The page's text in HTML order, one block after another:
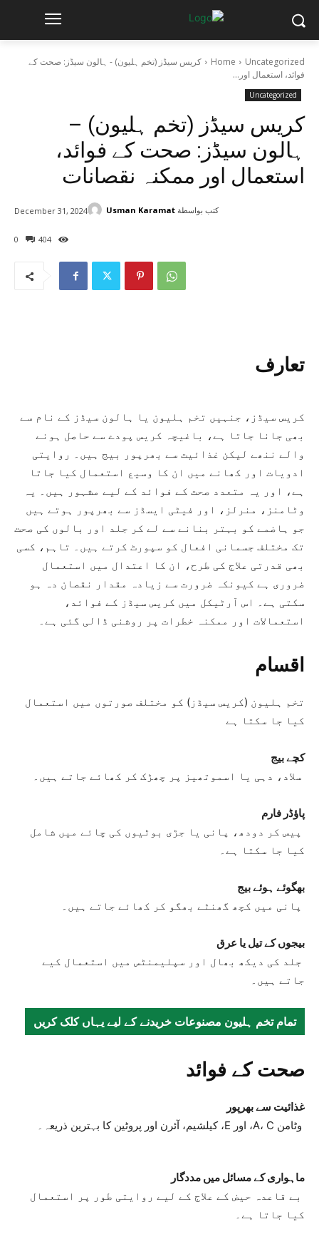
Home Uncategorized
کریس سیڈز (تخم ہلیون) - ہالون سیڈز: صحت کے
فوائد، استعمال اور...
Uncategorized
کریس سیڈز (تخم ہلیون) –
ہالون سیڈز: صحت کے فوائد،
استعمال اور ممکنہ نقصانات
0 404
December 31, 2024 كتب بواسطة Usman Karamat
تعارف
کریس سیڈز، جنہیں تخم ہلیون یا ہالون سیڈز کے نام سے
بھی جانا جاتا ہے، باغیچہ کریس پودے سے حاصل ہونے
والے ننھے لیکن غذائیت سے بھرپور بیج ہیں۔ روایتی
ادویات اور کھانے میں ان کا وسیع استعمال کیا جاتا
ہے، اور یہ متعدد صحت کے فوائد کے لیے مشہور ہیں۔ یہ
وٹامنز، منرلز، اور فیٹی ایسڈز سے بھرپور ہوتے ہیں
جو ہاضمے کو بہتر بنانے سے لے کر جلد اور بالوں کی صحت
تک مختلف جسمانی افعال کو سپورٹ کرتے ہیں۔ تاہم، کسی
بھی قدرتی علاج کی طرح، ان کا اعتدال میں استعمال
ضروری ہے کیونکہ ضرورت سے زیادہ مقدار نقصان دہ ہو
سکتی ہے۔ اس آرٹیکل میں کریس سیڈز کے فوائد،
استعمالات اور ممکنہ خطرات پر روشنی ڈالی گئی ہے۔
اقسام
تخم ہلیون (کریس سیڈز) کو مختلف صورتوں میں استعمال
کیا جا سکتا ہے
کچے بیج
سلاد، دہی یا اسموتھیز پر چھڑک کر کھائے جاتے ہیں۔
پاؤڈر فارم
پیس کر دودھ، پانی یا جڑی بوٹیوں کی چائے میں شامل
کیا جا سکتا ہے۔
بھگوئے ہوئے بیج
پانی میں کچھ گھنٹے بھگو کر کھائے جاتے ہیں۔
بیجوں کے تیل یا عرق
جلد کی دیکھ بھال اور سپلیمنٹس میں استعمال کیے
جاتے ہیں۔
تمام تخم ہلیون مصنوعات خریدنے کے لیے یہاں کلک کریں
صحت کے فوائد
غذائیت سے بھرپور
وٹامن A، C، اور E، کیلشیم، آئرن اور پروٹین کا بہترین ذریعہ۔
ماہواری کے مسائل میں مددگار
بے قاعدہ حیض کے علاج کے لیے روایتی طور پر استعمال
کیا جاتا ہے۔